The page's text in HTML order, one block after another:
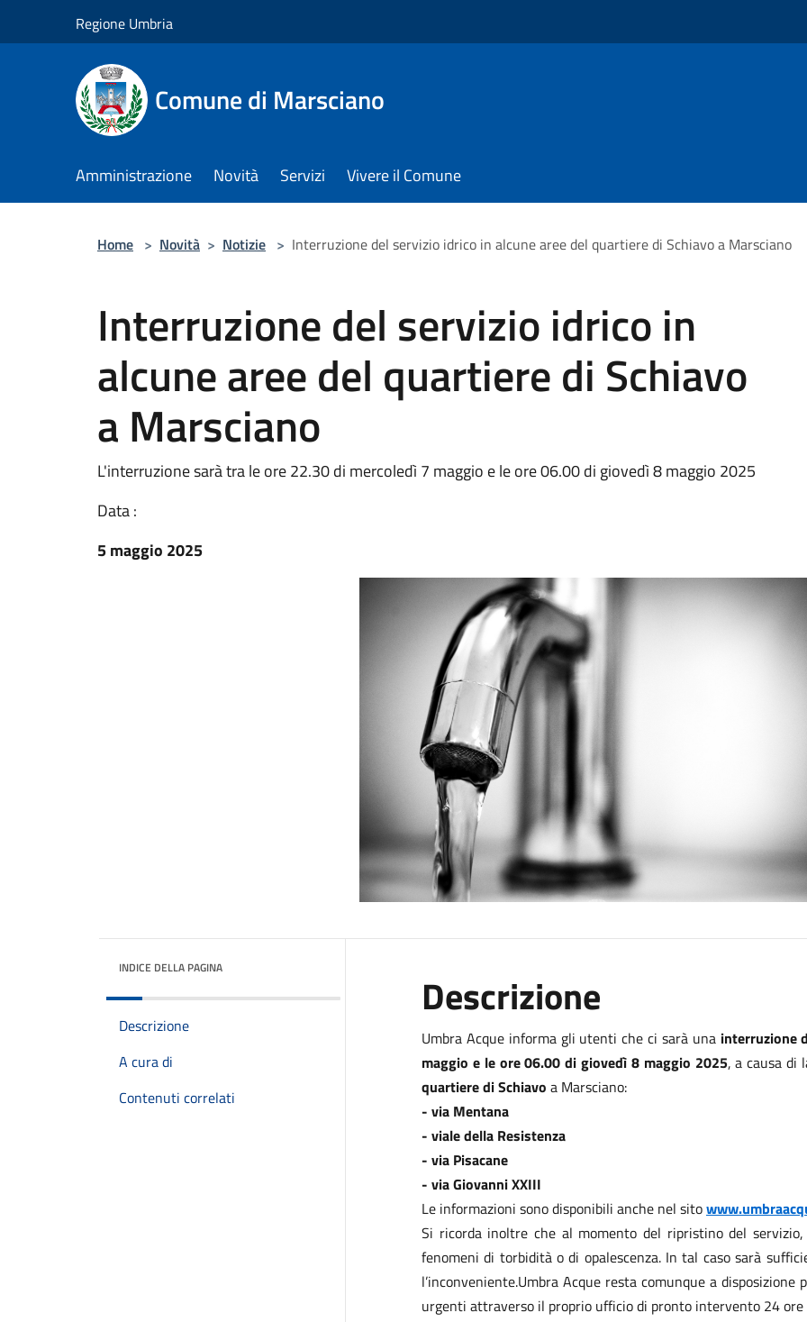
Regione Umbria
Comune di Marsciano
Amministrazione Novità Servizi Vivere il Comune
Home > Novità > Notizie > Interruzione del servizio idrico in alcune aree del quartiere di Schiavo a Marsciano
Interruzione del servizio idrico in
alcune aree del quartiere di Schiavo
a Marsciano
L'interruzione sarà tra le ore 22.30 di mercoledì 7 maggio e le ore 06.00 di giovedì 8 maggio 2025
Data :
5 maggio 2025
INDICE DELLA PAGINA
Descrizione
A cura di
Contenuti correlati
Descrizione
Umbra Acque informa gli utenti che ci sarà una interruzione
maggio e le ore 06.00 di giovedì 8 maggio 2025, a causa di
quartiere di Schiavo a Marsciano:
- via Mentana
- viale della Resistenza
- via Pisacane
- via Giovanni XXIII
Le informazioni sono disponibili anche nel sito
Si ricorda inoltre che al momento del ripristino del servizio,
fenomeni di torbidità o di opalescenza. In tal caso sarà
l’inconveniente.Umbra Acque resta comunque a
urgenti attraverso il proprio ufficio di pronto intervento 24